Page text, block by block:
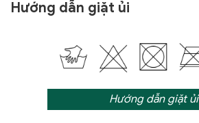
Hướng dẫn giặt ủi
Hướng dẫn giặt ủi